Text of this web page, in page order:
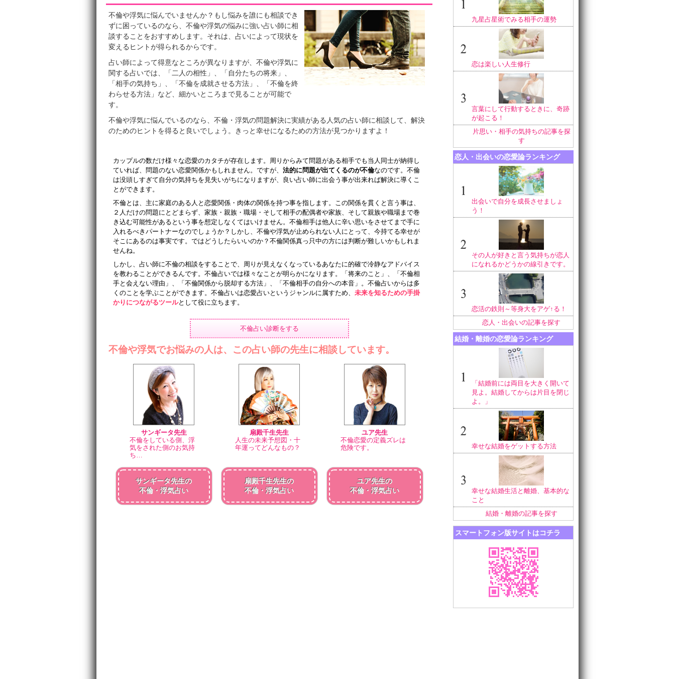
不倫や浮気に悩んでいませんか？もし悩みを誰にも相談でき
ずに困っているのなら、不倫や浮気の悩みに強い占い師に相
談することをおすすめします。それは、占いによって現状を
変えるヒントが得られるからです。
占い師によって得意なところが異なりますが、不倫や浮気に
関する占いでは、「二人の相性」、「自分たちの将来」、
「相手の気持ち」、「不倫を成就させる方法」、「不倫を終
わらせる方法」など、細かいところまで見ることが可能で
す。
不倫や浮気に悩んでいるのなら、不倫・浮気の問題解決に実績がある人気の占い師に相談して、解決
のためのヒントを得ると良いでしょう。きっと幸せになるための方法が見つかりますよ！
カップルの数だけ様々な恋愛のカタチが存在します。周りからみて問題がある相手でも当人同士が納得し
ていれば、問題のない恋愛関係かもしれません。ですが、法的に問題が出てくるのが不倫なのです。不倫
は没頭しすぎて自分の気持ちを見失いがちになりますが、良い占い師に出会う事が出来れば解決に導くこ
とができます。
不倫とは、主に家庭のある人と恋愛関係・肉体の関係を持つ事を指します。この関係を貫くと言う事は、
２人だけの問題にとどまらず、家族・親族・職場・そして相手の配偶者や家族、そして親族や職場まで巻
き込む可能性があるという事を想定しなくてはいけません。不倫相手は他人に辛い思いをさせてまで手に
入れるべきパートナーなのでしょうか？しかし、不倫や浮気が止められない人にとって、今持てる幸せが
そこにあるのは事実です。ではどうしたらいいのか？不倫関係真っ只中の方には判断が難しいかもしれま
せんね。
しかし、占い師に不倫の相談をすることで、周りが見えなくなっているあなたに的確で冷静なアドバイス
を教わることができるんです。不倫占いでは様々なことが明らかになります。「将来のこと」、「不倫相
手と会えない理由」、「不倫関係から脱却する方法」、「不倫相手の自分への本音」。不倫占いからは多
くのことを学ぶことができます。不倫占いは恋愛占いというジャンルに属すため、未来を知るための手掛
かりにつながるツールとして役に立ちます。
不倫占い診断をする
不倫や浮気でお悩みの人は、この占い師の先生に相談しています。
サンギータ先生
不倫をしている側、浮
気をされた側のお気持
ち…
サンギータ先生の
不倫・浮気占い
扇殿千生先生
人生の未来予想図・十
年運ってどんなもの？
扇殿千生先生の
不倫・浮気占い
ユア先生
不倫恋愛の定義ズレは
危険です。
ユア先生の
不倫・浮気占い
九星占星術でみる相手の運勢
恋は楽しい人生修行
言葉にして行動するときに、奇跡
が起こる！
片思い・相手の気持ちの記事を探
す
恋人・出会いの恋愛論ランキング
出会いで自分を成長させましょ
う！
その人が好きと言う気持ちが恋人
になれるかどうかの線引きです。
恋活の鉄則～等身大をアゲ↑る！
恋人・出会いの記事を探す
結婚・離婚の恋愛論ランキング
「結婚前には両目を大きく開いて
見よ。結婚してからは片目を閉じ
よ。」
幸せな結婚をゲットする方法
幸せな結婚生活と離婚、基本的な
こと
結婚・離婚の記事を探す
スマートフォン版サイトはコチラ